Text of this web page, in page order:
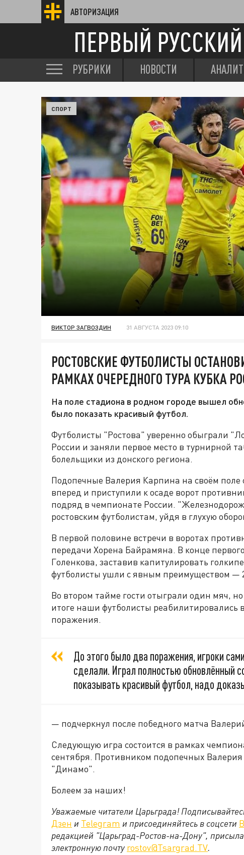
АВТОРИЗАЦИЯ
ПЕРВЫЙ РУССКИЙ
РУБРИКИ НОВОСТИ
СПОРТ
ВИКТОР ЗАГВОЗДИН 31 АВГУСТА 2023 09:10
РОСТОВСКИЕ ФУТБОЛИСТЫ
РАМКАХ ОЧЕРЕДНОГО ТУРА КУБКА
На поле стадиона в родном городе вышел
было показать красивый футбол.
Футболисты "Ростова" уверенно обыграли
России и заняли первое место в турнирной
болельщики из донского региона.
Подопечные Валерия Карпина на своём поле
вперед и приступили к осаде ворот
подряд в чемпионате России.
ростовским футболистам, уйдя в глухую
В первой половине встречи в воротах
передачи Хорена Байрамяна. В конце
Голенкова, заставив капитулировать
футболисты ушли с явным преимуществом —
Во втором тайме гости отыграли один мяч,
итоге наши футболисты реабилитировались
поражения.
До этого было два поражения, игроки
сделали. Играл полностью обновлённый
показывать красивый футбол, надо
— подчеркнул после победного матча
Следующую игра состоится в рамках
сентября. Противником подопечных
"Динамо".
Болеем за наших!
Уважаемые читатели Царьграда!
Дзен и Telegram и присоединяйтесь в соцсети
редакцией "Царьград-Ростов-на-Дону",
электронную почту rostov@Tsargrad.ТV.